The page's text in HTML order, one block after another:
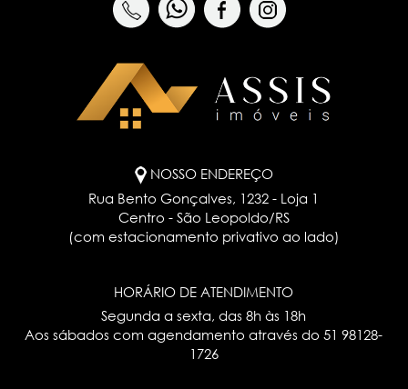
NOSSO ENDEREÇO
Rua Bento Gonçalves, 1232 - Loja 1
Centro - São Leopoldo/RS
(com estacionamento privativo ao lado)
HORÁRIO DE ATENDIMENTO
Segunda a sexta, das 8h às 18h
Aos sábados com agendamento através do51 98128-
1726